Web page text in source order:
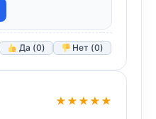
Да (0) Нет (0)
★★★★★